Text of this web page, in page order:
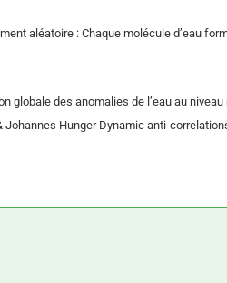
aléatoire : Chaque molécule d’eau
globale des anomalies de l’eau au
Johannes Hunger Dynamic anti-